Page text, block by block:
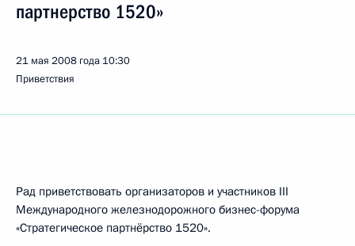
партнерство 1520»
21 мая 2008 года 10:30
Приветствия
Рад приветствовать организаторов и участников III
Международного железнодорожного бизнес-форума
«Стратегическое партнёрство 1520».